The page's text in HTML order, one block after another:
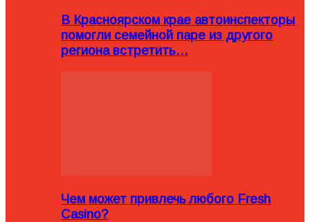
В Красноярском крае автоинспекторы
помогли семейной паре из другого
региона встретить…
Чем может привлечь любого Fresh
Casino?